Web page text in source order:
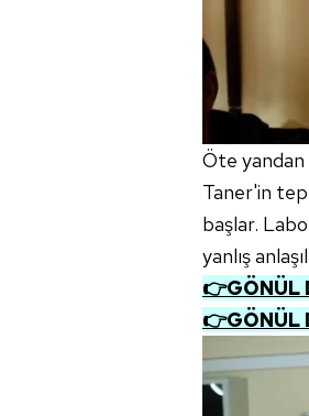
Öte
Taner'in
başlar.
yanlış
👉GÖNÜL
👉GÖNÜL